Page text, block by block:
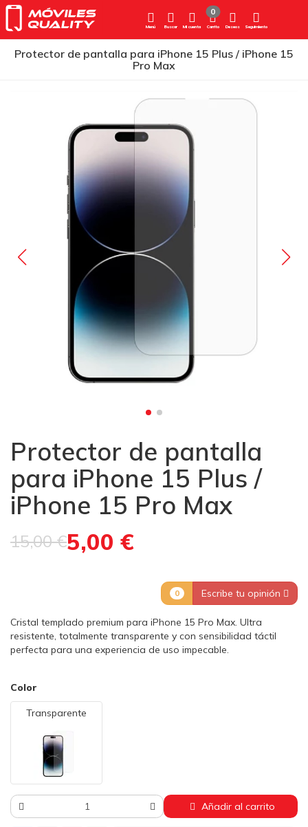
Menú Buscar Mi cuenta Carrito
0
Deseos Seguimiento
Protector de pantalla para iPhone 15 Plus / iPhone 15
Pro Max
Protector de pantalla
para iPhone 15 Plus /
iPhone 15 Pro Max
15,00 €5,00 €
0 Escribe tu opinión
Cristal templado premium para iPhone 15 Pro Max. Ultra
resistente, totalmente transparente y con sensibilidad táctil
perfecta para una experiencia de uso impecable.
Color
Transparente
Añadir al carrito